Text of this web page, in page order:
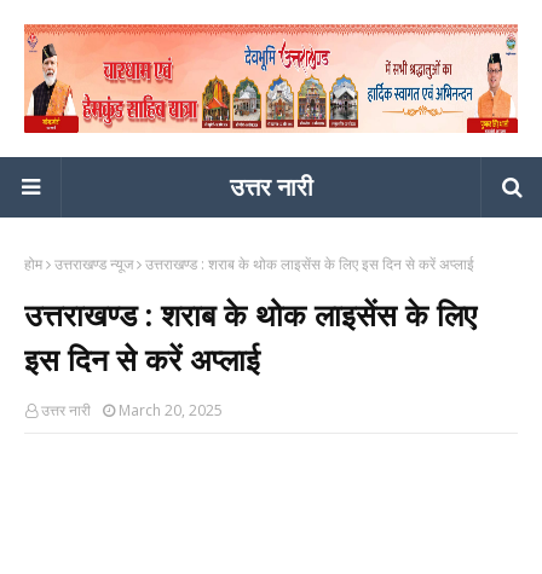
उत्तर नारी
होम उत्तराखण्ड न्यूज उत्तराखण्ड : शराब के थोक लाइसेंस के लिए इस दिन से करें अप्लाई
उत्तराखण्ड : शराब के थोक लाइसेंस के लिए
इस दिन से करें अप्लाई
उत्तर नारी March 20, 2025